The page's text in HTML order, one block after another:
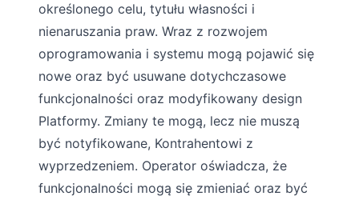
określonego celu, tytułu własności i
nienaruszania praw. Wraz z rozwojem
oprogramowania i systemu mogą pojawić się
nowe oraz być usuwane dotychczasowe
funkcjonalności oraz modyfikowany design
Platformy. Zmiany te mogą, lecz nie muszą
być notyfikowane, Kontrahentowi z
wyprzedzeniem. Operator oświadcza, że
funkcjonalności mogą się zmieniać oraz być